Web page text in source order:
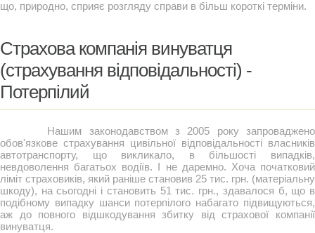
що, природно, сприяє розгляду справи в більш короткі терміни.
Страхова компанія винуватця
(страхування відповідальності) -
Потерпілий
Нашим законодавством з 2005 року запроваджено
обов'язкове страхування цивільної відповідальності власників
автотранспорту, що викликало, в більшості випадків,
невдоволення багатьох водіїв. І не даремно. Хоча початковий
ліміт страховиків, який раніше становив 25 тис. грн. (матеріальну
шкоду), на сьогодні і становить 51 тис. грн., здавалося б, що в
подібному випадку шанси потерпілого набагато підвищуються,
аж до повного відшкодування збитку від страхової компанії
винуватця.